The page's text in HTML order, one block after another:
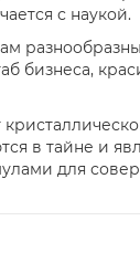
с наукой.
бизнеса,
в тайне и
для